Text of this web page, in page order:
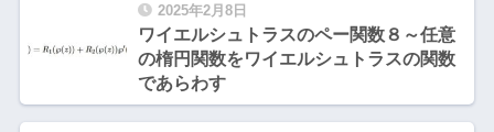
2025年2月8日
ワイエルシュトラスのペー関数８～任意
の楕円関数をワイエルシュトラスの関数
であらわす